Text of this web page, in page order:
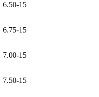
6.50-15
6.75-15
7.00-15
7.50-15